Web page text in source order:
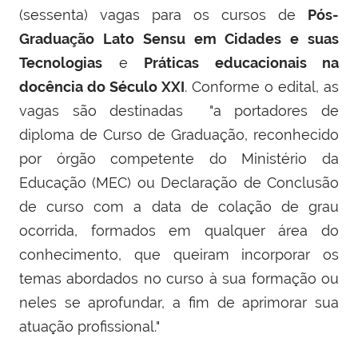
(sessenta) vagas para os cursos de Pós-
Graduação Lato Sensu em Cidades e suas
Tecnologias e Práticas educacionais na
docência do Século XXI. Conforme o edital, as
vagas são destinadas "a portadores de
diploma de Curso de Graduação, reconhecido
por órgão competente do Ministério da
Educação (MEC) ou Declaração de Conclusão
de curso com a data de colação de grau
ocorrida, formados em qualquer área do
conhecimento, que queiram incorporar os
temas abordados no curso à sua formação ou
neles se aprofundar, a fim de aprimorar sua
atuação profissional."